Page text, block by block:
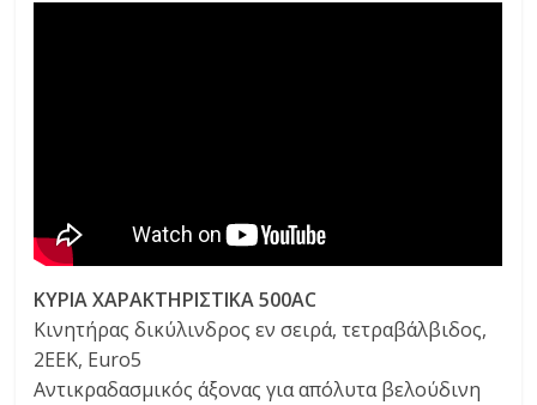
ΚΥΡΙΑ ΧΑΡΑΚΤΗΡΙΣΤΙΚΑ 500AC
Κινητήρας δικύλινδρος εν σειρά, τετραβάλβιδος,
2ΕΕΚ, Euro5
Αντικραδασμικός άξονας για απόλυτα βελούδινη